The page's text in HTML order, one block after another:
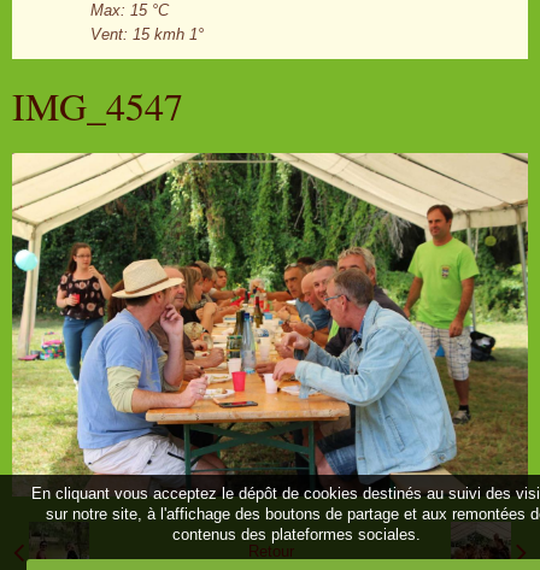
Max: 15 °C
Vent: 15 kmh 1°
IMG_4547
Retour
En cliquant vous acceptez le dépôt de cookies destinés au suivi des
sur notre site, à l'affichage des boutons de partage et aux remontées
contenus des plateformes sociales.